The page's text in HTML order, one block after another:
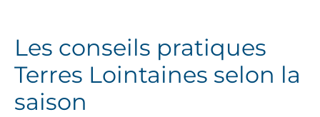
Les conseils pratiques
Terres Lointaines selon la
saison